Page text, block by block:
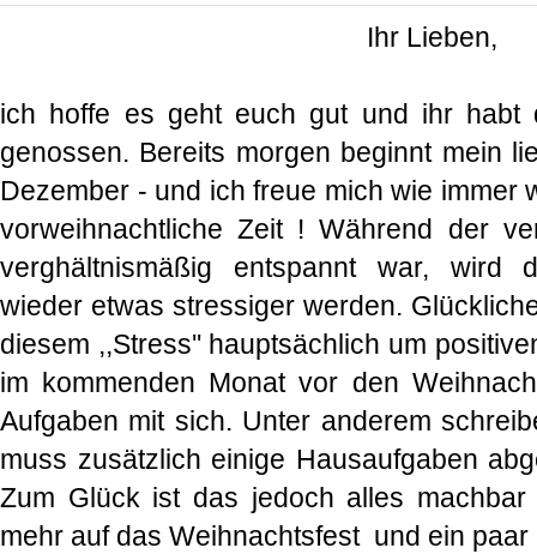
Ihr Lieben,
ich hoffe es geht euch gut und ihr habt
genossen. Bereits morgen beginnt mein
Dezember - und ich freue mich wie immer
vorweihnachtliche Zeit ! Während der
verghältnismäßig entspannt war, wird
wieder etwas stressiger werden.
diesem ,,Stress'' hauptsächlich um
im kommenden Monat vor den
Aufgaben mit sich. Unter anderem
muss zusätzlich einige Hausaufgaben
Zum Glück ist das jedoch alles
mehr auf das Weihnachtsfest und ein